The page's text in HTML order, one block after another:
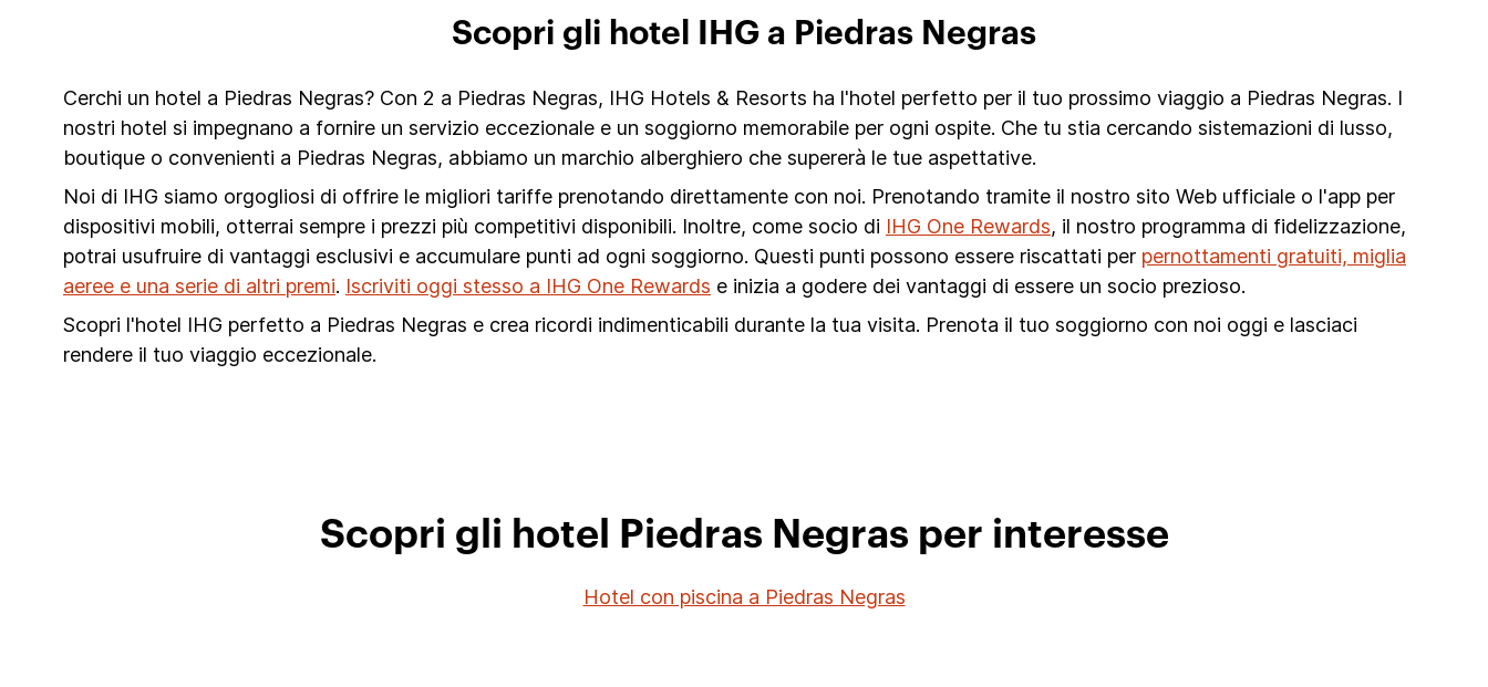
Scopri gli hotel IHG a Piedras Negras
Cerchi un hotel a Piedras Negras? Con 2 a Piedras Negras, IHG Hotels & Resorts ha l'hotel perfetto per il tuo prossimo viaggio a Piedras Negras. I
nostri hotel si impegnano a fornire un servizio eccezionale e un soggiorno memorabile per ogni ospite. Che tu stia cercando sistemazioni di lusso,
boutique o convenienti a Piedras Negras, abbiamo un marchio alberghiero che supererà le tue aspettative.
Noi di IHG siamo orgogliosi di offrire le migliori tariffe prenotando direttamente con noi. Prenotando tramite il nostro sito Web ufficiale o l'app per
dispositivi mobili, otterrai sempre i prezzi più competitivi disponibili. Inoltre, come socio di IHG One Rewards, il nostro programma di fidelizzazione,
potrai usufruire di vantaggi esclusivi e accumulare punti ad ogni soggiorno. Questi punti possono essere riscattati per pernottamenti gratuiti, miglia
aeree e una serie di altri premi. Iscriviti oggi stesso a IHG One Rewards e inizia a godere dei vantaggi di essere un socio prezioso.
Scopri l'hotel IHG perfetto a Piedras Negras e crea ricordi indimenticabili durante la tua visita. Prenota il tuo soggiorno con noi oggi e lasciaci
rendere il tuo viaggio eccezionale.
Scopri gli hotel Piedras Negras per interesse
Hotel con piscina a Piedras Negras